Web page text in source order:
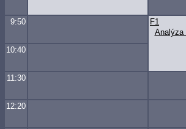
9:50
Analýza
F1
10:40
11:30
12:20